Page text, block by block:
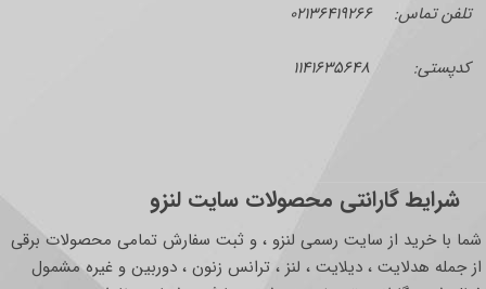
تلفن تماس: ۰۲۱۳۶۴۱۹۲۶۶
کدپستی: ۱۱۴۱۶۳۵۶۴۸
شرایط گارانتی محصولات سایت لنزو
شما با خرید از سایت رسمی لنزو ، و ثبت سفارش تمامی محصولات برقی
از جمله هدلایت ، دیلایت ، لنز ، ترانس زنون ، دوربین و غیره مشمول